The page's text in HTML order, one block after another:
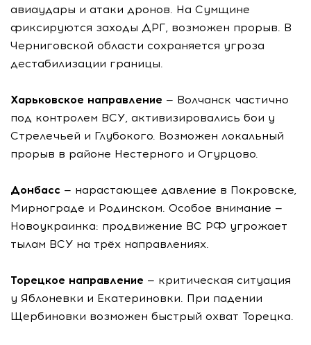
авиаудары и атаки дронов. На Сумщине
фиксируются заходы ДРГ, возможен прорыв. В
Черниговской области сохраняется угроза
дестабилизации границы.
Харьковское направление — Волчанск частично
под контролем ВСУ, активизировались бои у
Стрелечьей и Глубокого. Возможен локальный
прорыв в районе Нестерного и Огурцово.
Донбасс — нарастающее давление в Покровске,
Мирнограде и Родинском. Особое внимание —
Новоукраинка: продвижение ВС РФ угрожает
тылам ВСУ на трёх направлениях.
Торецкое направление — критическая ситуация
у Яблоневки и Екатериновки. При падении
Щербиновки возможен быстрый охват Торецка.